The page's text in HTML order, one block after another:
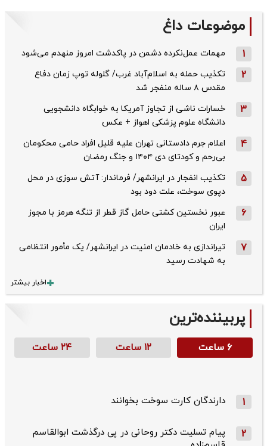
موضوعات داغ
1 مهمات عمل‌نکرده دشمن در پاکدشت امروز منهدم می‌شود
2
تکذیب حمله به اسلام‌آباد غرب/ گلوله توپ زمان دفاع
مقدس ۸ ساله منفجر شد
3
خسارات ناشی از تجاوز آمریکا به خوابگاه دانشجویی
دانشگاه علوم پزشکی اهواز + عکس
4
اعلام جرم دادستانی تهران علیه قلیل افراد حامی محکومان
بی‌رحم و کودتای دی‌ ۱۴۰۴ و جنگ رمضان
5
تکذیب ‌انفجار در ایرانشهر/ فرماندار: آتش سوزی در محل
دپوی سوخت، علت دود بود
6
عبور نخستین کشتی حامل گاز قطر از تنگه هرمز با مجوز
ایران
7
تیراندازی به خادمان امنیت در ایرانشهر/ یک مأمور انتظامی
به شهادت رسید
اخبار بیشتر
پربیننده‌ترین
۶ ساعت ۱۲ ساعت ۲۴ ساعت
1 دارندگان کارت سوخت بخوانند
2
پیام تسلیت دکتر روحانی در پی درگذشت ابوالقاسم